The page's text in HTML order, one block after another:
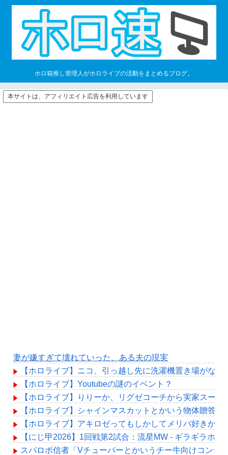
ホロ箱推し管理人がホロライブの活動をまとめるブログ。
本サイトは、アフィリエイト広告を利用しています
妻が嫌すぎて壊れていった、ある夫の現実
【ホロライブ】ニコ、引っ越し先に洗濯機置き場がない
【ホロライブ】Youtubeの謎のイベント？
【ホロライブ】りりーか、リグゼコーチから実家スー
【ホロライブ】シャインマスカットとかいう物体贈答
【ホロライブ】アキロゼってもしかしてメリバ好きか？
【にじ甲2026】1回戦第2試合：流星MW - ギラギラホ
スパロボ信者「Vチューバーとかいうチー牛向けコン